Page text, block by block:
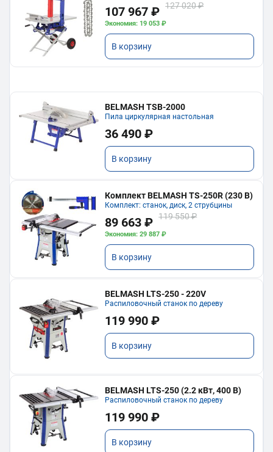
107 967 ₽ 127 020 ₽
Экономия: 19 053 ₽
В корзину
BELMASH TSB-2000
Пила циркулярная настольная
36 490 ₽
В корзину
Комплект BELMASH TS-250R (230 В)
Комплект: станок, диск, 2 струбцины
89 663 ₽ 119 550 ₽
Экономия: 29 887 ₽
В корзину
BELMASH LTS-250 - 220V
Распиловочный станок по дереву
119 990 ₽
В корзину
BELMASH LTS-250 (2.2 кВт, 400 В)
Распиловочный станок по дереву
119 990 ₽
В корзину